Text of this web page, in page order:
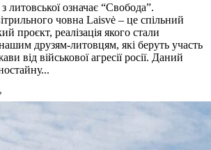
литовської означає “Свобода”.
човна Laisvė – це спільний
проєкт, реалізація якого стали
друзям-литовцям, які беруть участь
від військової агресії росії. Даний